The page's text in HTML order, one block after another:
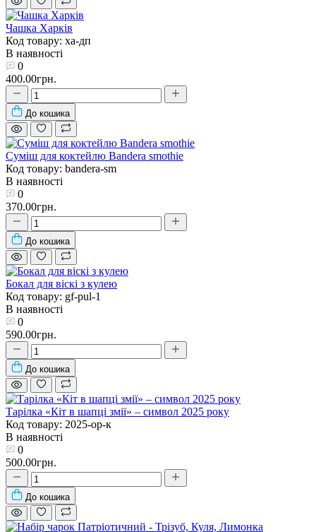
Чашка Харків
Код товару: ха-дп
В наявності
0
400.00грн.
До кошика
Суміш для коктейлю Bandera smothie
Код товару: bandera-sm
В наявності
0
370.00грн.
До кошика
Бокал для віскі з кулею
Код товару: gf-pul-1
В наявності
0
590.00грн.
До кошика
Тарілка «Кіт в шапці змії» – символ 2025 року
Код товару: 2025-ор-к
В наявності
0
500.00грн.
До кошика